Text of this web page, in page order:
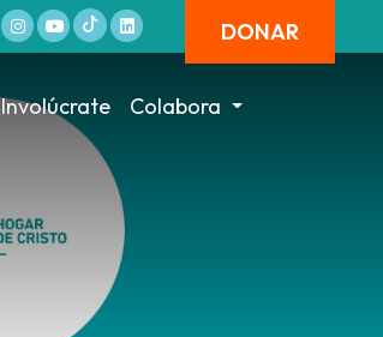
DONAR
Involúcrate Colabora